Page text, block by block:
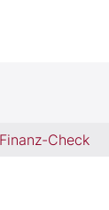
Finanz-Check